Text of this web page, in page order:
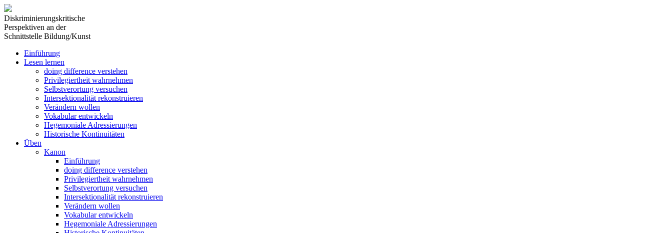
Diskriminierungskritische
Perspektiven an der
Schnittstelle Bildung/Kunst
Einführung
Lesen lernen
doing difference verstehen
Privilegiertheit wahrnehmen
Selbstverortung versuchen
Intersektionalität rekonstruieren
Verändern wollen
Vokabular entwickeln
Hegemoniale Adressierungen
Historische Kontinuitäten
Üben
Kanon
Einführung
doing difference verstehen
Privilegiertheit wahrnehmen
Selbstverortung versuchen
Intersektionalität rekonstruieren
Verändern wollen
Vokabular entwickeln
Hegemoniale Adressierungen